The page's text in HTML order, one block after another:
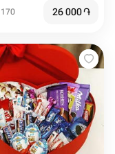
170 26 000֏